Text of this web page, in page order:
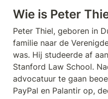
Wie is Peter
Peter Thiel, geboren in
familie naar de
was. Hij studeerde af
Stanford Law School.
advocatuur te gaan
PayPal en Palantir op,